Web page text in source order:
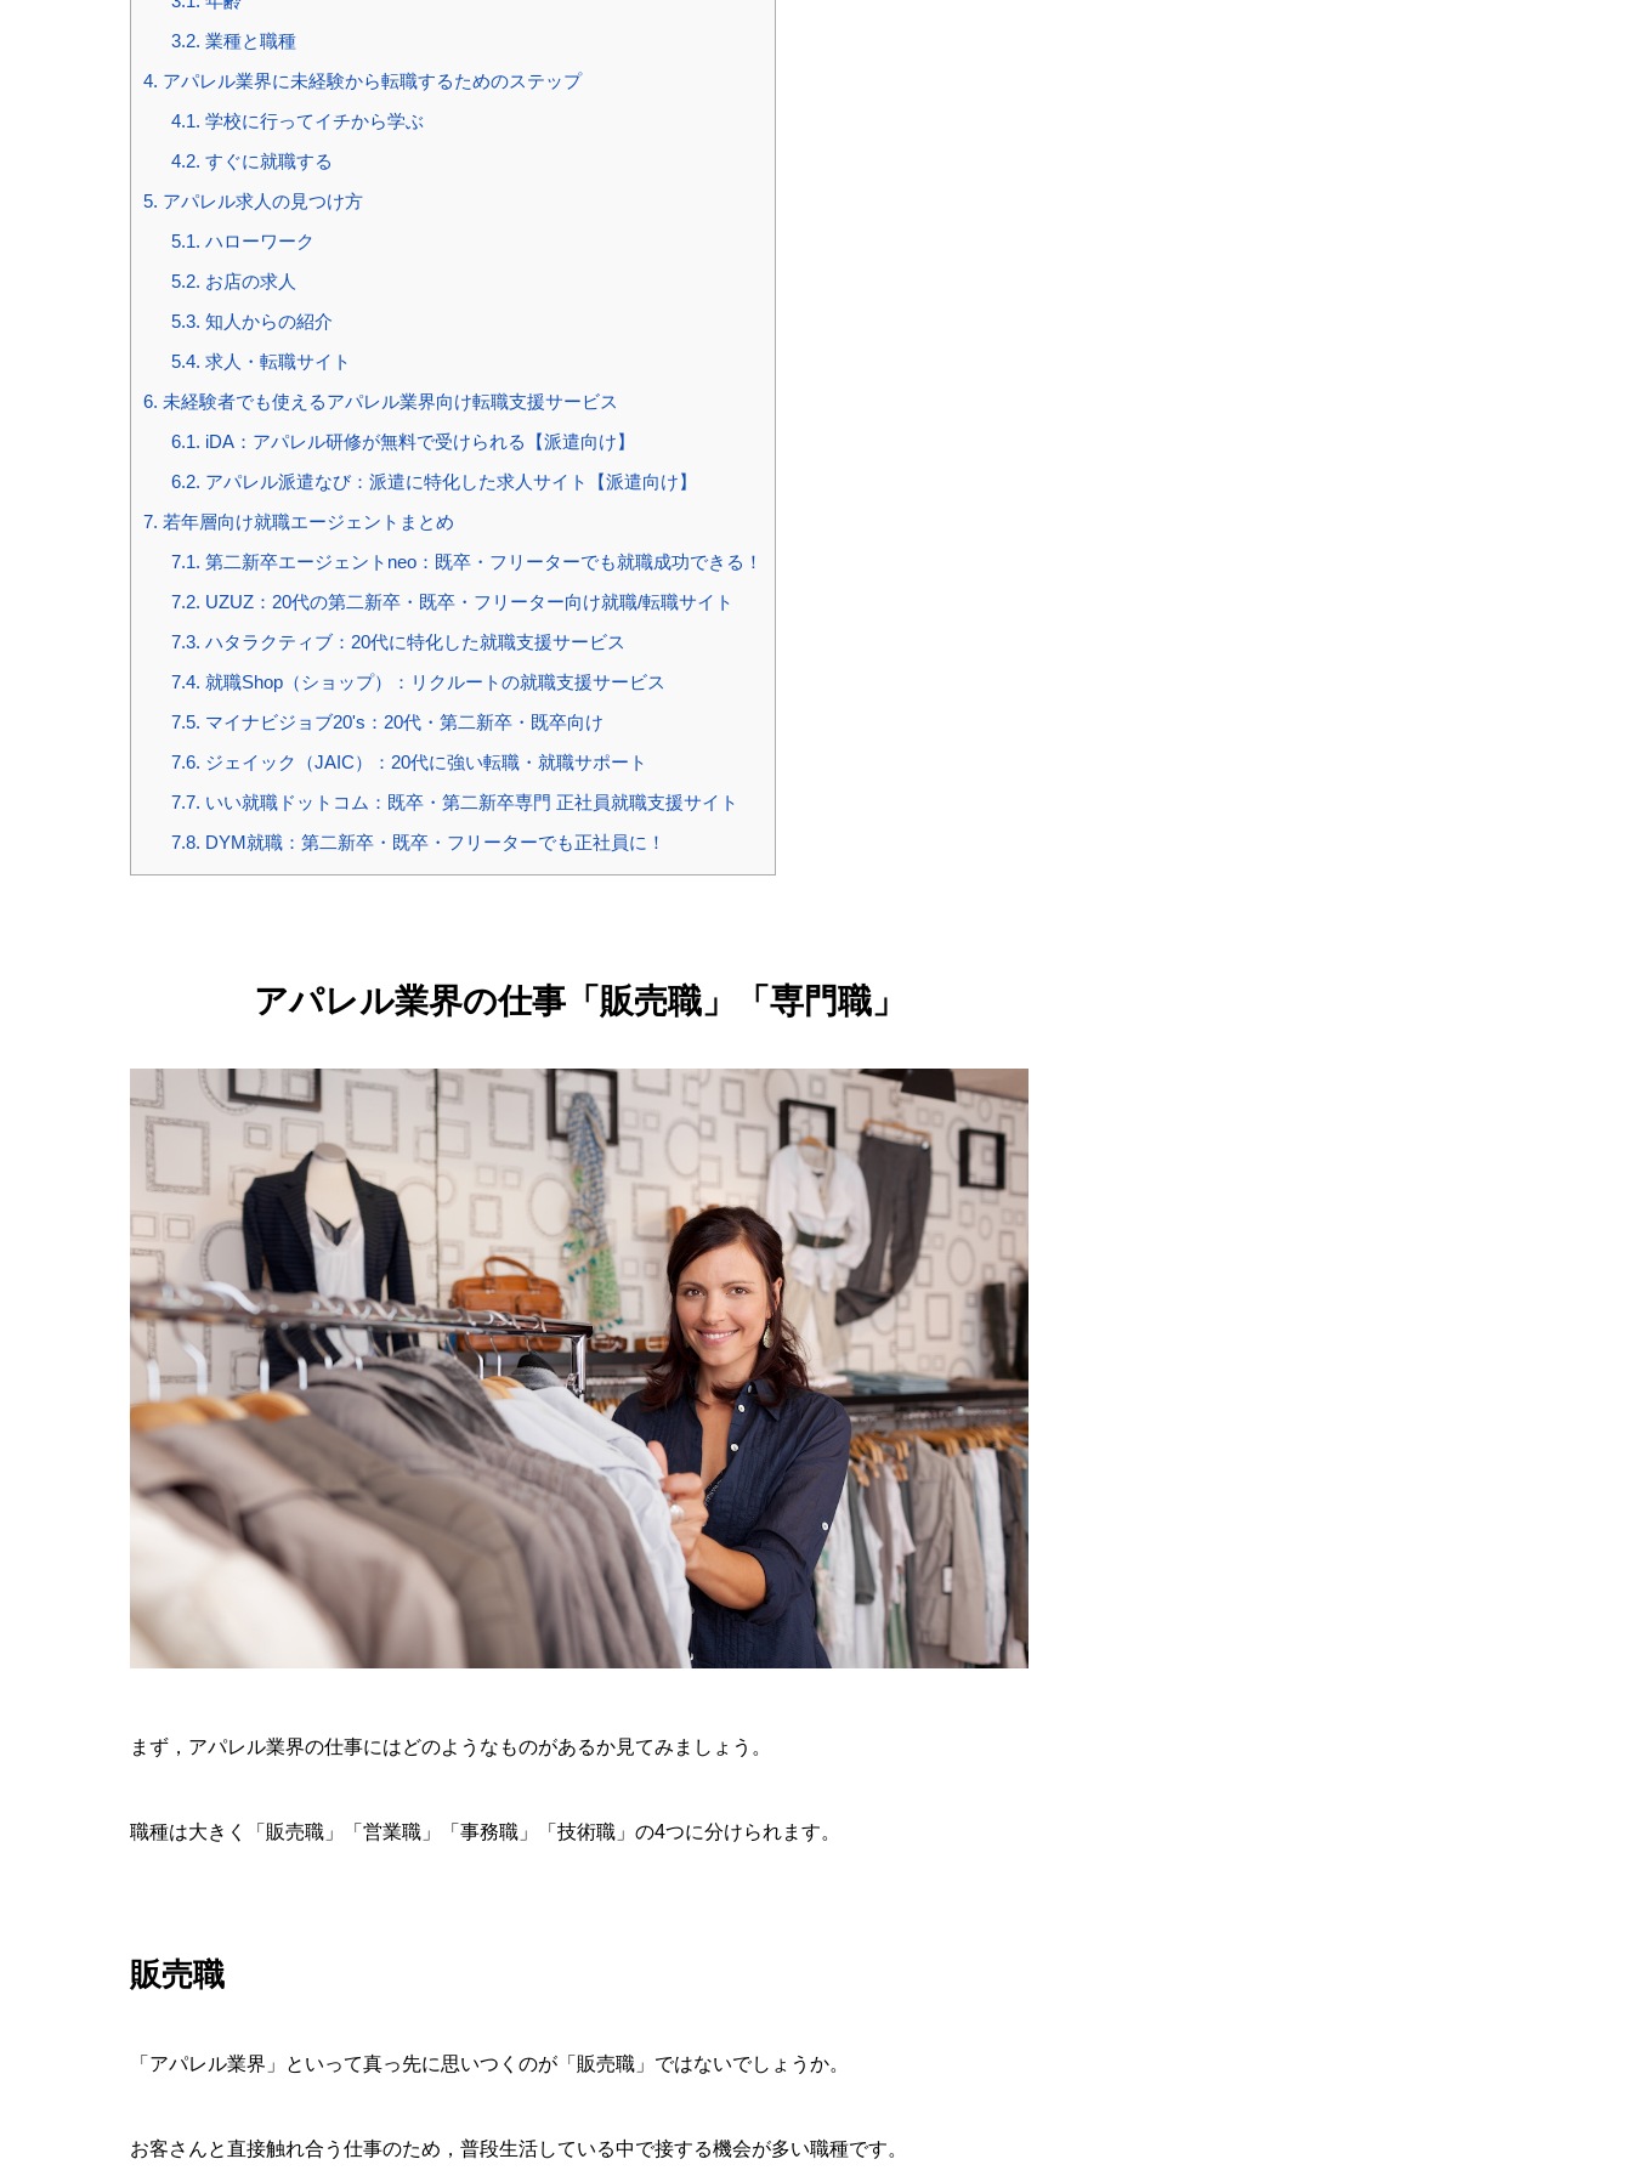
3.2. 業種と職種
4. アパレル業界に未経験から転職するためのステップ
4.1. 学校に行ってイチから学ぶ
4.2. すぐに就職する
5. アパレル求人の見つけ方
5.1. ハローワーク
5.2. お店の求人
5.3. 知人からの紹介
5.4. 求人・転職サイト
6. 未経験者でも使えるアパレル業界向け転職支援サービス
6.1. iDA：アパレル研修が無料で受けられる【派遣向け】
6.2. アパレル派遣なび：派遣に特化した求人サイト【派遣向け】
7. 若年層向け就職エージェントまとめ
7.1. 第二新卒エージェントneo：既卒・フリーターでも就職成功できる！
7.2. UZUZ：20代の第二新卒・既卒・フリーター向け就職/転職サイト
7.3. ハタラクティブ：20代に特化した就職支援サービス
7.4. 就職Shop（ショップ）：リクルートの就職支援サービス
7.5. マイナビジョブ20's：20代・第二新卒・既卒向け
7.6. ジェイック（JAIC）：20代に強い転職・就職サポート
7.7. いい就職ドットコム：既卒・第二新卒専門 正社員就職支援サイト
7.8. DYM就職：第二新卒・既卒・フリーターでも正社員に！
アパレル業界の仕事「販売職」「専門職」
まず，アパレル業界の仕事にはどのようなものがあるか見てみましょう。
職種は大きく「販売職」「営業職」「事務職」「技術職」の4つに分けられます。
販売職
「アパレル業界」といって真っ先に思いつくのが「販売職」ではないでしょうか。
お客さんと直接触れ合う仕事のため，普段生活している中で接する機会が多い職種です。